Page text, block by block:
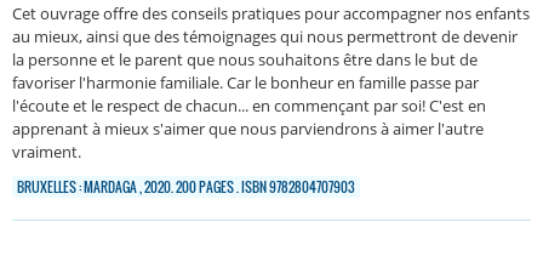
Cet ouvrage offre des conseils pratiques pour accompagner nos enfants
au mieux, ainsi que des témoignages qui nous permettront de devenir
la personne et le parent que nous souhaitons être dans le but de
favoriser l'harmonie familiale. Car le bonheur en famille passe par
l'écoute et le respect de chacun... en commençant par soi! C'est en
apprenant à mieux s'aimer que nous parviendrons à aimer l'autre
vraiment.
BRUXELLES : MARDAGA , 2020. 200 PAGES . ISBN 9782804707903